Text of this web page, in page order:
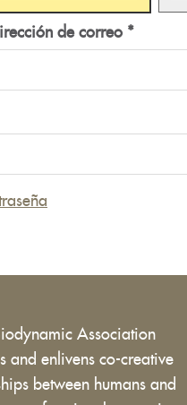
de correo *
Association
and enlivens co-creative
between humans and